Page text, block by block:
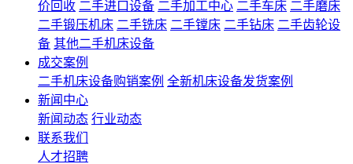
价回收 二手进口设备 二手加工中心 二手车床 二手磨床
二手锻压机床 二手铣床 二手镗床 二手钻床 二手齿轮设
备 其他二手机床设备
成交案例
二手机床设备购销案例 全新机床设备发货案例
新闻中心
新闻动态 行业动态
联系我们
人才招聘